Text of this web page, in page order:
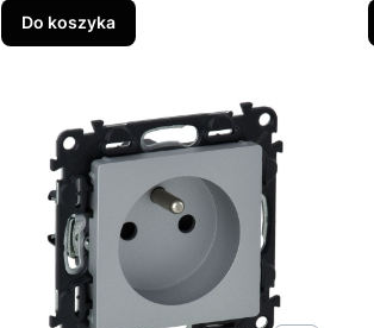
Do koszyka